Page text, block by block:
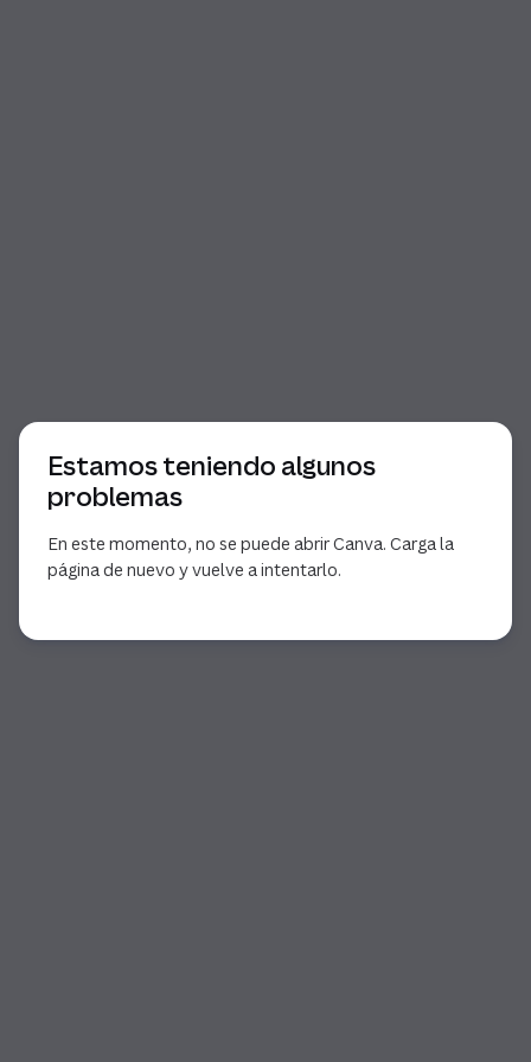
Estamos teniendo algunos
problemas
En este momento, no se puede abrir Canva. Carga la
página de nuevo y vuelve a intentarlo.